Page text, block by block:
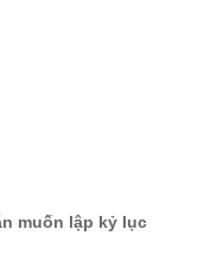
muốn lập kỷ lục